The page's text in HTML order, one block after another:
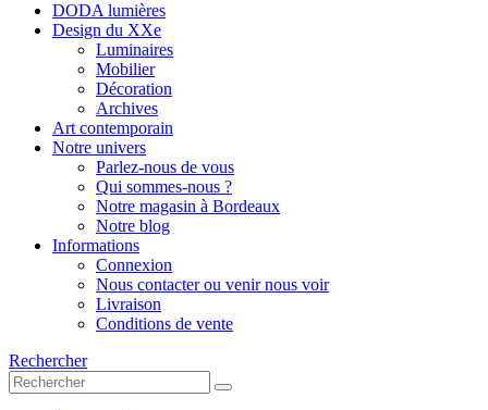
DODA lumières
Design du XXe
Luminaires
Mobilier
Décoration
Archives
Art contemporain
Notre univers
Parlez-nous de vous
Qui sommes-nous ?
Notre magasin à Bordeaux
Notre blog
Informations
Connexion
Nous contacter ou venir nous voir
Livraison
Conditions de vente
Rechercher